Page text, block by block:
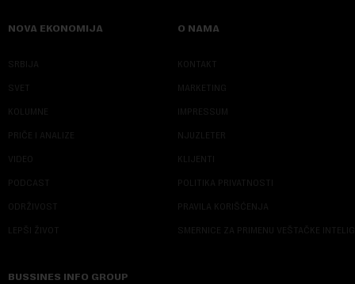
NOVA EKONOMIJA
SRBIJA
SVET
KOLUMNE
PRIČE I ANALIZE
VIDEO
PODCAST
ODRŽIVOST
LEPŠI ŽIVOT
O NAMA
KONTAKT
MARKETING
IMPRESSUM
NJUZLETER
KLIJENTI
POLITIKA PRIVATNOSTI
PRAVILA KORIŠĆENJA
SMERNICE ZA PRIMENU VEŠTAČKE
BUSSINES INFO GROUP